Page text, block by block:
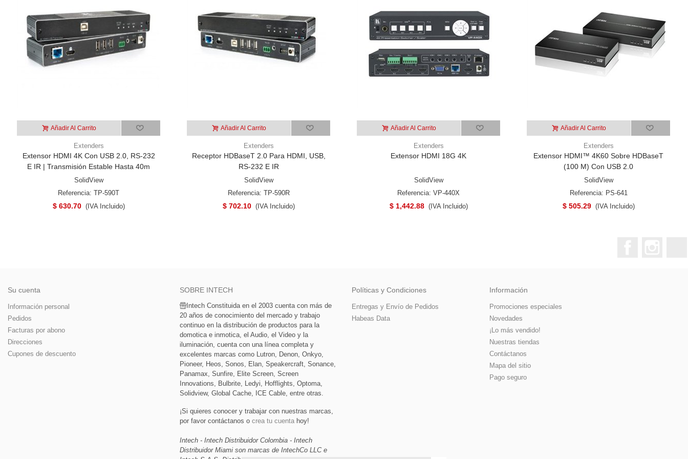
Añadir Al Carrito
Extenders
Extensor HDMI 4K Con USB 2.0, RS-232
E IR | Transmisión Estable Hasta 40m
SolidView
Referencia: TP-590T
$ 630.70 (IVA Incluido)
Añadir Al Carrito
Extenders
Receptor HDBaseT 2.0 Para HDMI, USB,
RS-232 E IR
SolidView
Referencia: TP-590R
$ 702.10 (IVA Incluido)
Añadir Al Carrito
Extenders
Extensor HDMI 18G 4K
SolidView
Referencia: VP-440X
$ 1,442.88 (IVA Incluido)
Añadir Al Carrito
Extenders
Extensor HDMI™ 4K60 Sobre HDBaseT
(100 M) Con USB 2.0
SolidView
Referencia: PS-641
$ 505.29 (IVA Incluido)
Su cuenta
Información personal
Pedidos
Facturas por abono
Direcciones
Cupones de descuento
SOBRE INTECH
Intech Constituida en el 2003 cuenta con más de
20 años de conocimiento del mercado y trabajo
continuo en la distribución de productos para la
domotica e inmotica, el Audio, el Video y la
iluminación, cuenta con una línea completa y
excelentes marcas como Lutron, Denon, Onkyo,
Pioneer, Heos, Sonos, Elan, Speakercraft, Sonance,
Panamax, Sunfire, Elite Screen, Screen
Innovations, Bulbrite, Ledyi, Hofflights, Optoma,
Solidview, Global Cache, ICE Cable, entre otras.
¡Si quieres conocer y trabajar con nuestras marcas,
por favor contáctanos o crea tu cuenta hoy!
Intech - Intech Distribuidor Colombia - Intech
Distribuidor Miami son marcas de IntechCo LLC e
Políticas y Condiciones
Entregas y Envío de Pedidos
Habeas Data
Información
Promociones especiales
Novedades
¡Lo más vendido!
Nuestras tiendas
Contáctanos
Mapa del sitio
Pago seguro